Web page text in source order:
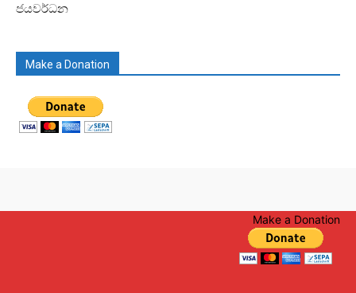
ජයවර්ධන
Make a Donation
Make a Donation